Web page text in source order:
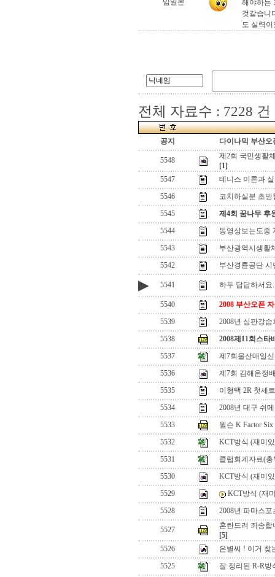
임일본
해야하는
것같습니
도 실력
전체 자료수 : 7228 건
공지 다이나믹 부산오
5548
제2회 국민생활
[1]
5547
테니스 이론과
5546
코치하실분 초빙
5545
제4회 꿈나무 후
5544
동영상보는도중
5543
부산광역시생활
5542
부산경륜공단
▶ 5541 하두 답답하서요
5540
2008 부산오픈
5539
2008년 심판강
5538
2008제11회스타
5537
제7회울산매일
5536
제7회 김해온정
5535
이형택 2R 첫세트
5534
2008년 대구 쉬
5533
윌슨 K Factor
5532
KCT방식 (재미
5531
클럽회계자료(총
5530
KCT방식 (재미
5529
KCT방식 (재
5528
2008년 파마스
5527
혼란드려 죄송
[5]
5526
은별씨 ! 이거 찾
5525
잘 정리된 R-R방